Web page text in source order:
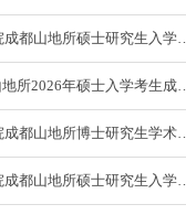
都山地所硕士研究生入学初
询
所2026年硕士入学考生成绩
都山地所博士研究生学术审
都山地所硕士研究生入学初